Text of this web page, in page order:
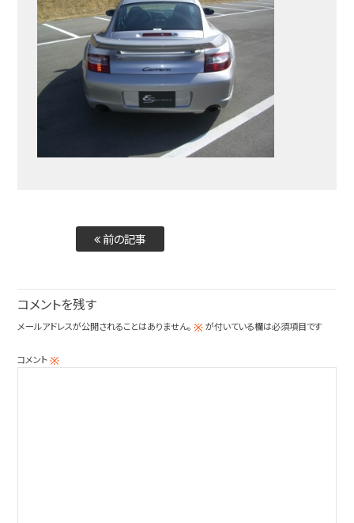
前の記事
コメントを残す
メールアドレスが公開されることはありません。 ※が付いている欄は必須項目です
コメント※